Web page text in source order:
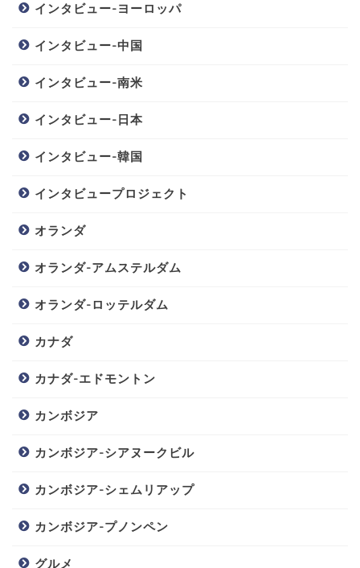
インタビュー-ヨーロッパ
インタビュー-中国
インタビュー-南米
インタビュー-日本
インタビュー-韓国
インタビュープロジェクト
オランダ
オランダ-アムステルダム
オランダ-ロッテルダム
カナダ
カナダ-エドモントン
カンボジア
カンボジア-シアヌークビル
カンボジア-シェムリアップ
カンボジア-プノンペン
グルメ